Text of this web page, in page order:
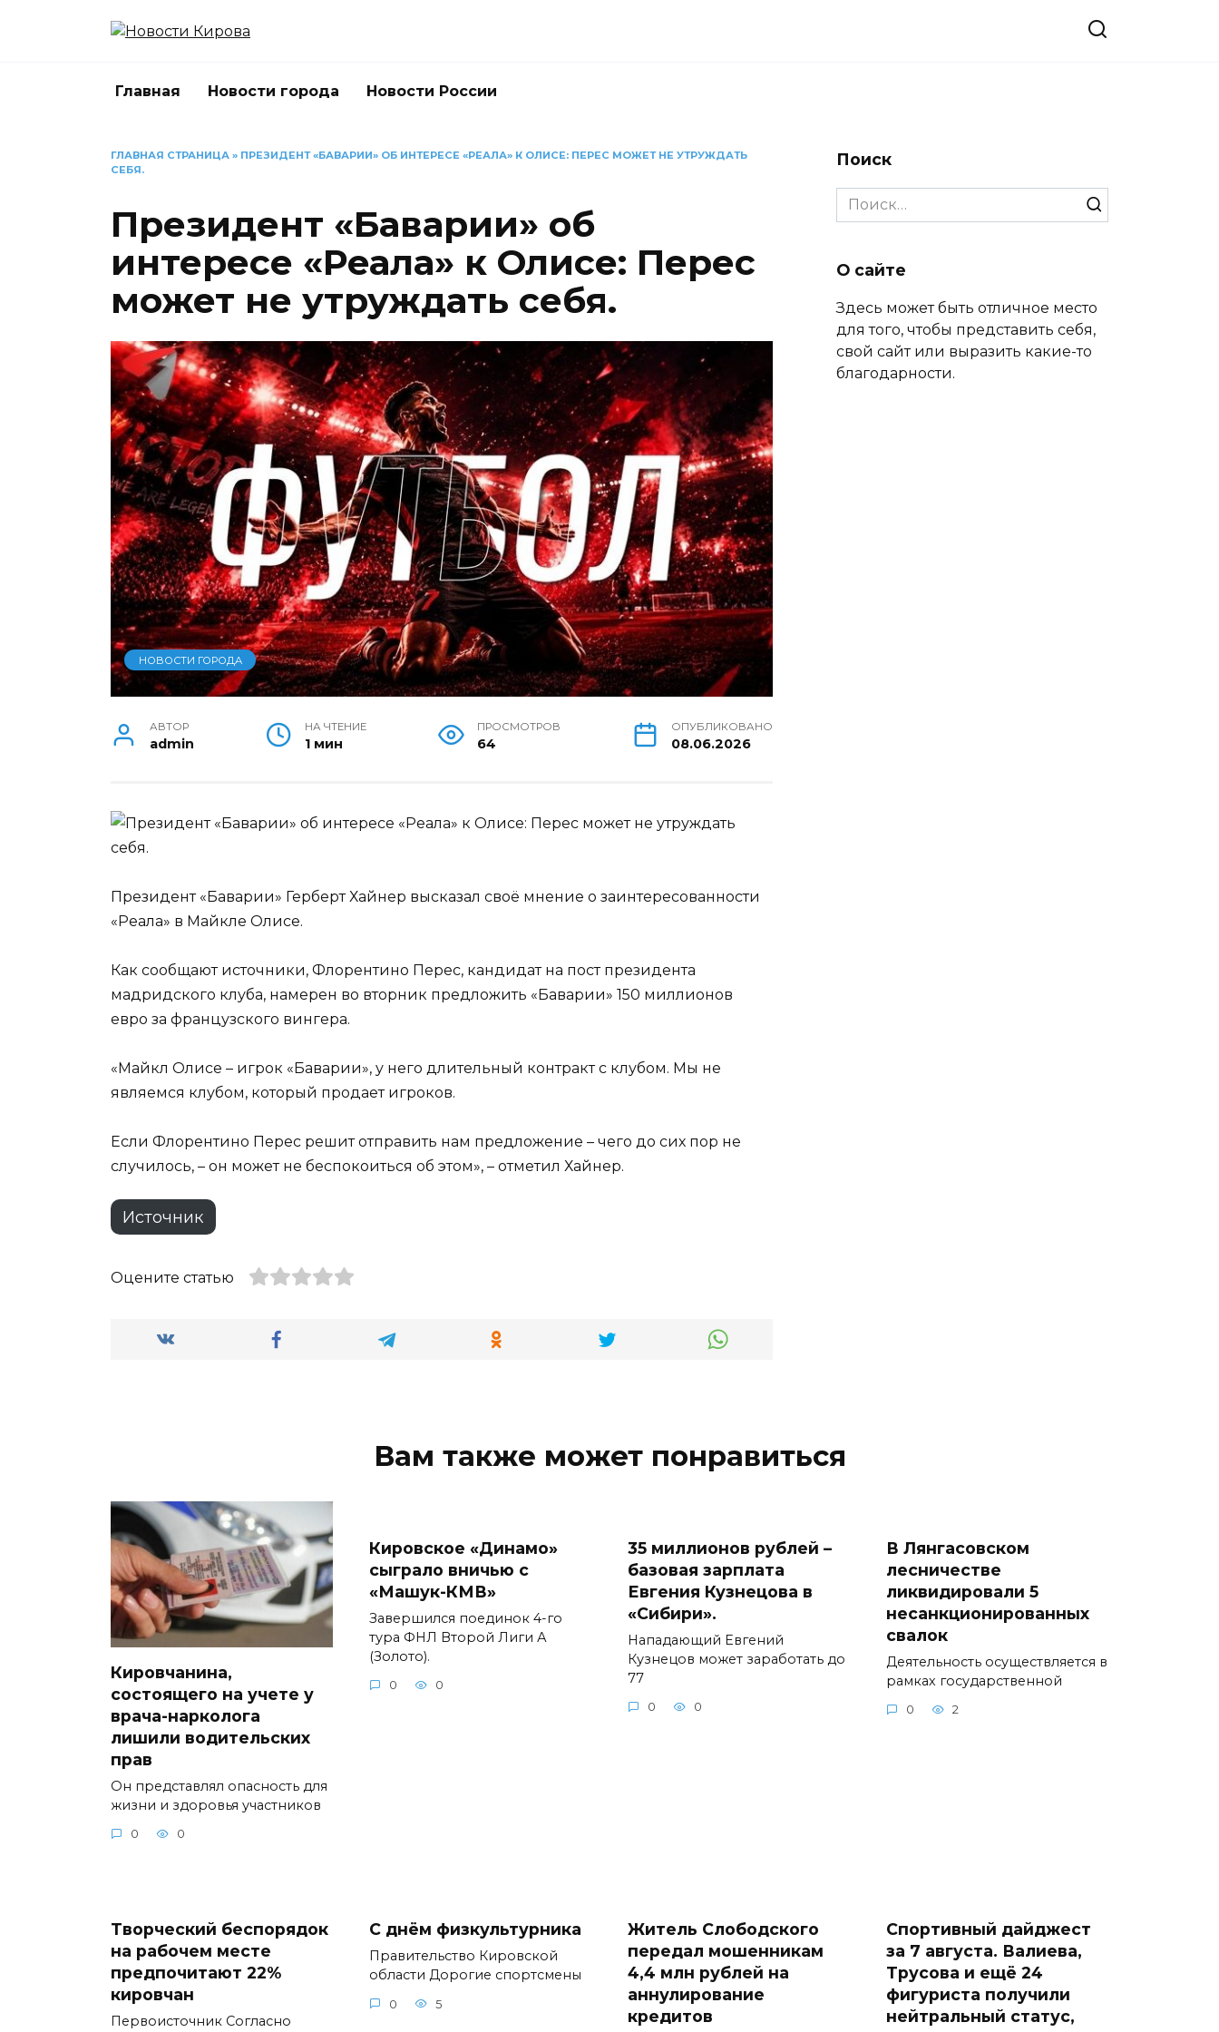
Главная Новости города Новости России
ГЛАВНАЯ СТРАНИЦА » ПРЕЗИДЕНТ «БАВАРИИ» ОБ ИНТЕРЕСЕ «РЕАЛА» К ОЛИСЕ: ПЕРЕС МОЖЕТ НЕ УТРУЖДАТЬ
СЕБЯ.
Президент «Баварии» об
интересе «Реала» к Олисе: Перес
может не утруждать себя.
НОВОСТИ ГОРОДА
АВТОР
admin
НА ЧТЕНИЕ
1 мин
ПРОСМОТРОВ
64
ОПУБЛИКОВАНО
08.06.2026
Президент «Баварии» Герберт Хайнер высказал своё мнение о заинтересованности
«Реала» в Майкле Олисе.
Как сообщают источники, Флорентино Перес, кандидат на пост президента
мадридского клуба, намерен во вторник предложить «Баварии» 150 миллионов
евро за французского вингера.
«Майкл Олисе – игрок «Баварии», у него длительный контракт с клубом. Мы не
являемся клубом, который продает игроков.
Если Флорентино Перес решит отправить нам предложение – чего до сих пор не
случилось, – он может не беспокоиться об этом», – отметил Хайнер.
Источник
Оцените статью
Поиск
Search
for:
О сайте
Здесь может быть отличное место
для того, чтобы представить себя,
свой сайт или выразить какие-то
благодарности.
Вам также может понравиться
Кировчанина,
состоящего на учете у
врача-нарколога
лишили водительских
прав
Он представлял опасность для
жизни и здоровья участников
0 0
Кировское «Динамо»
сыграло вничью с
«Машук-КМВ»
Завершился поединок 4-го
тура ФНЛ Второй Лиги А
(Золото).
0 0
35 миллионов рублей –
базовая зарплата
Евгения Кузнецова в
«Сибири».
Нападающий Евгений
Кузнецов может заработать до
77
0 0
В Лянгасовском
лесничестве
ликвидировали 5
несанкционированных
свалок
Деятельность осуществляется в
рамках государственной
0 2
Творческий беспорядок
на рабочем месте
предпочитают 22%
кировчан
Первоисточник Согласно
С днём физкультурника
Правительство Кировской
области Дорогие спортсмены
0 5
Житель Слободского
передал мошенникам
4,4 млн рублей на
аннулирование
кредитов
Спортивный дайджест
за 7 августа. Валиева,
Трусова и ещё 24
фигуриста получили
нейтральный статус,